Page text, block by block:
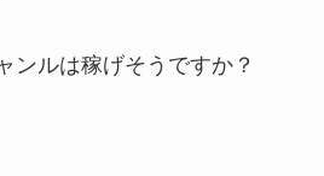
ンルは稼げそうですか？